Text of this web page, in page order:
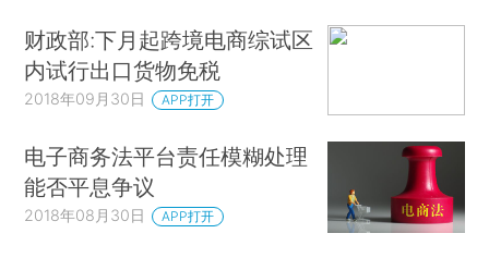
财政部:下月起跨境电商综试区
内试行出口货物免税
2018年09月30日 APP打开
电子商务法平台责任模糊处理
能否平息争议
2018年08月30日 APP打开